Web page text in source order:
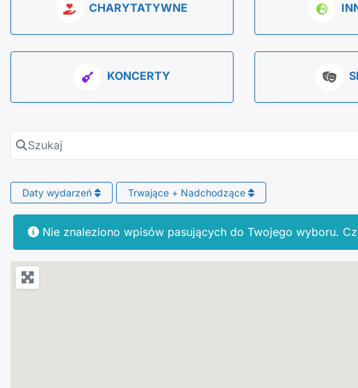
CHARYTATYWNE
KONCERTY
Szukaj
Daty wydarzeń Trwające + Nadchodzące
Nie znaleziono wpisów pasujących do Twojego wyboru.